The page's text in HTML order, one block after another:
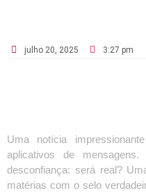
julho 20, 2025 3:27 pm
Uma notícia
aplicativos de
desconfiança: será real?
matérias com o selo